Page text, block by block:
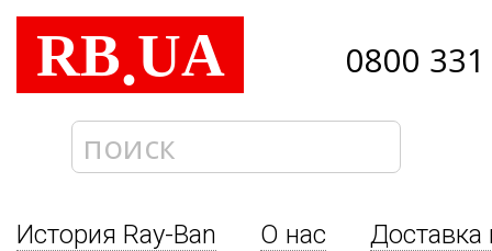
RB.UA 0800
История Ray-Ban О нас
Доставка